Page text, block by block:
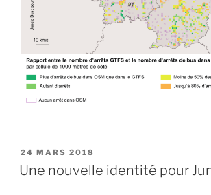
PUBLIÉ
LE
24 MARS 2018
Une nouvelle identité pour